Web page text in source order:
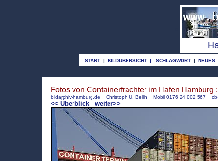
START | BILDÜBERSICHT | SCHLAGWORT | NEUES
Fotos von Containerfrachter im Hafen Hamburg
bildarchiv-hamburg.de Christoph U. Bellin Mobil 0176 24 002 567
<< Überblick weiter>>